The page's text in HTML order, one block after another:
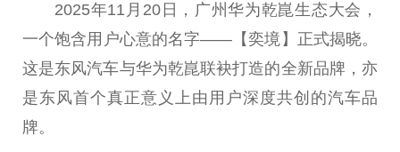
2025年11月20日，广州华为乾崑生态大会，
一个饱含用户心意的名字——【奕境】正式揭晓。
这是东风汽车与华为乾崑联袂打造的全新品牌，亦
是东风首个真正意义上由用户深度共创的汽车品
牌。